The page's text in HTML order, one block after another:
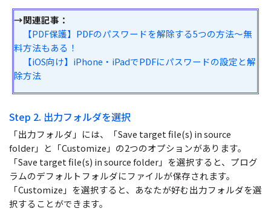
→関連記事：
【PDF保護】PDFのパスワードを解除する5つの方法～無
料方法もある！
【iOS向け】iPhone・iPadでPDFにパスワードの設定と解
除方法
Step 2. 出力フォルダを選択
「出力フォルダ」には、「Save target file(s) in source
folder」と「Customize」の2つのオプションがあります。
「Save target file(s) in source folder」を選択すると、プログ
ラムのデフォルトフォルダにファイルが保存されます。
「Customize」を選択すると、あなたが好む出力フォルダを選
択することができます。